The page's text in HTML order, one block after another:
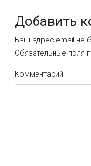
Добавить
Ваш адрес email не
Обязательные поля
Комментарий